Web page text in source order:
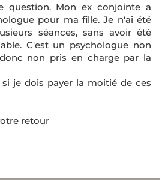
question. Mon ex conjointe a
pour ma fille. Je n'ai été
séances, sans avoir été
C'est un psychologue non
non pris en charge par la
si je dois payer la moitié de ces
retour